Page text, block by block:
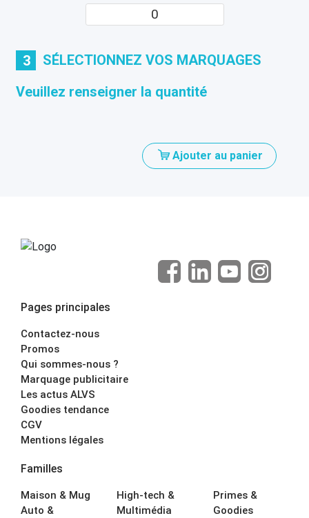
3
SÉLECTIONNEZ VOS MARQUAGES
Veuillez renseigner la quantité
Ajouter au panier
Pages principales
Contactez-nous
Promos
Qui sommes-nous ?
Marquage publicitaire
Les actus ALVS
Goodies tendance
CGV
Mentions légales
Familles
Maison & Mug
Auto &
High-tech &
Multimédia
Primes &
Goodies